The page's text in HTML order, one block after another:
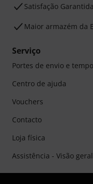
Satisfação Garantida
Maior armazém da
Serviço
Portes de envio e
Centro de ajuda
Vouchers
Contacto
Loja física
Assistência - Visão geral